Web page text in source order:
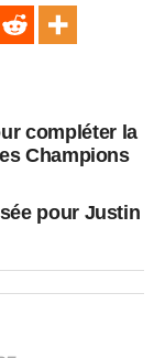
compléter la
Champions
pour Justin